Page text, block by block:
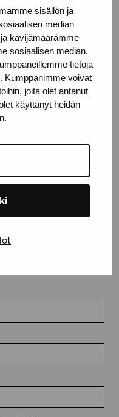
sisällön ja
median
kävijämäärämme
sosiaalisen median,
tietoja
Kumppanimme voivat
joita olet antanut
käyttänyt heidän
ja